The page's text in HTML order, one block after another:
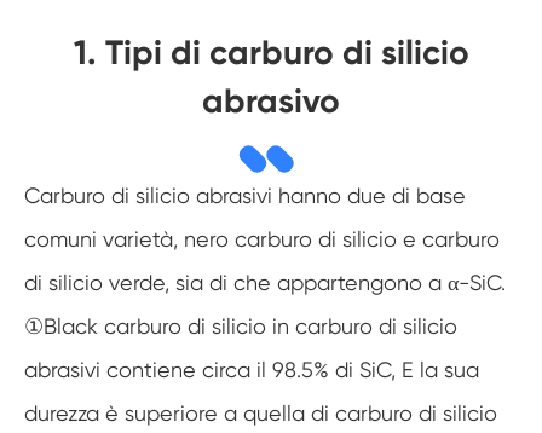
1. Tipi di carburo di silicio
abrasivo
Carburo di silicio abrasivi hanno due di base
comuni varietà, nero carburo di silicio e carburo
di silicio verde, sia di che appartengono a α-SiC.
①Black carburo di silicio in carburo di silicio
abrasivi contiene circa il 98.5% di SiC, E la sua
durezza è superiore a quella di carburo di silicio